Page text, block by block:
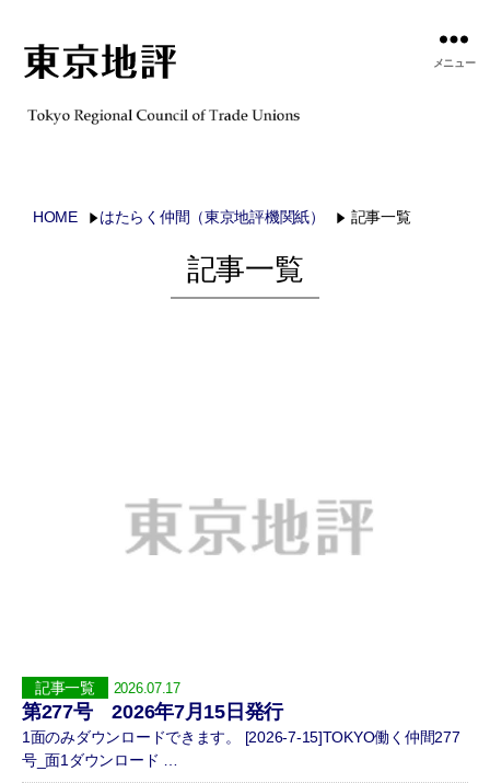
メニュー
HOME はたらく仲間（東京地評機関紙） 記事一覧
記事一覧
記事一覧 2026.07.17
第277号 2026年7月15日発行
1面のみダウンロードできます。 [2026-7-15]TOKYO働く仲間277
号_面1ダウンロード …